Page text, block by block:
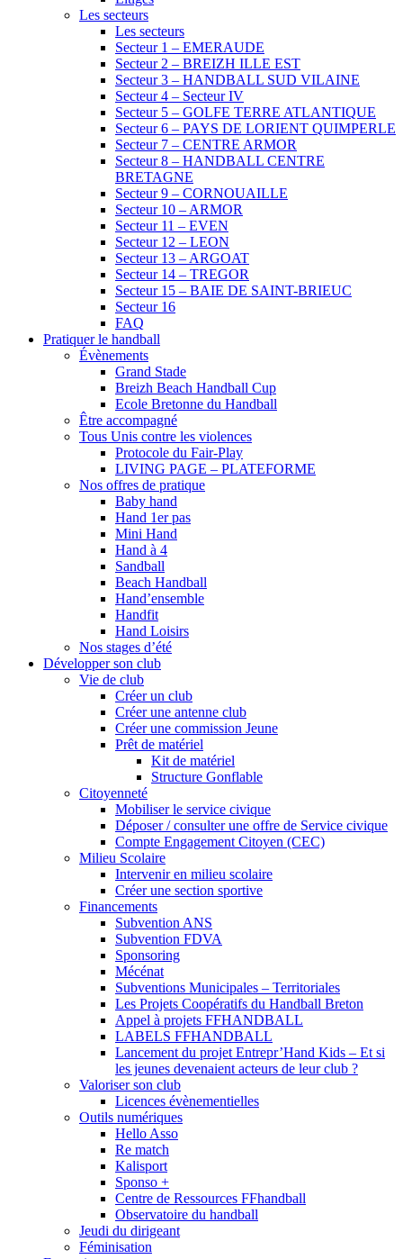
Les secteurs
Les secteurs
Secteur 1 – EMERAUDE
Secteur 2 – BREIZH ILLE EST
Secteur 3 – HANDBALL SUD VILAINE
Secteur 4 – Secteur IV
Secteur 5 – GOLFE TERRE ATLANTIQUE
Secteur 6 – PAYS DE LORIENT QUIMPERLE
Secteur 7 – CENTRE ARMOR
Secteur 8 – HANDBALL CENTRE
BRETAGNE
Secteur 9 – CORNOUAILLE
Secteur 10 – ARMOR
Secteur 11 – EVEN
Secteur 12 – LEON
Secteur 13 – ARGOAT
Secteur 14 – TREGOR
Secteur 15 – BAIE DE SAINT-BRIEUC
Secteur 16
FAQ
Pratiquer le handball
Évènements
Grand Stade
Breizh Beach Handball Cup
Ecole Bretonne du Handball
Être accompagné
Tous Unis contre les violences
Protocole du Fair-Play
LIVING PAGE – PLATEFORME
Nos offres de pratique
Baby hand
Hand 1er pas
Mini Hand
Hand à 4
Sandball
Beach Handball
Hand’ensemble
Handfit
Hand Loisirs
Nos stages d’été
Développer son club
Vie de club
Créer un club
Créer une antenne club
Créer une commission Jeune
Prêt de matériel
Kit de matériel
Structure Gonflable
Citoyenneté
Mobiliser le service civique
Déposer / consulter une offre de Service civique
Compte Engagement Citoyen (CEC)
Milieu Scolaire
Intervenir en milieu scolaire
Créer une section sportive
Financements
Subvention ANS
Subvention FDVA
Sponsoring
Mécénat
Subventions Municipales – Territoriales
Les Projets Coopératifs du Handball Breton
Appel à projets FFHANDBALL
LABELS FFHANDBALL
Lancement du projet Entrepr’Hand Kids – Et si
les jeunes devenaient acteurs de leur club ?
Valoriser son club
Licences évènementielles
Outils numériques
Hello Asso
Re match
Kalisport
Sponso +
Centre de Ressources FFhandball
Observatoire du handball
Jeudi du dirigeant
Féminisation